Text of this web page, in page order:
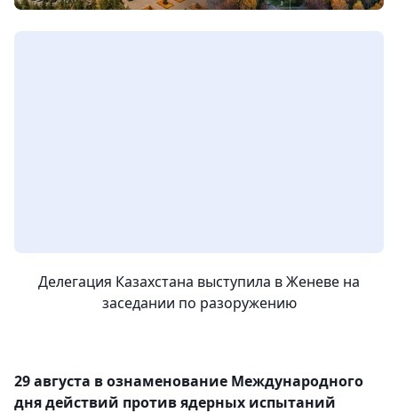
Делегация Казахстана выступила в Женеве на
заседании по разоружению
29 августа в ознаменование Международного
дня действий против ядерных испытаний